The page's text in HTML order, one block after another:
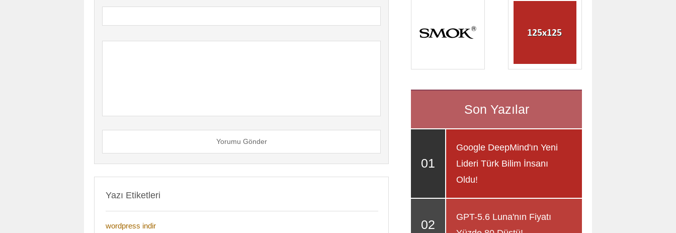
Yorumu Gönder
Yazı Etiketleri
wordpress indir
Google DeepMind'ın Yeni
Lideri Türk Bilim İnsanı
Oldu!
GPT-5.6 Luna'nın Fiyatı